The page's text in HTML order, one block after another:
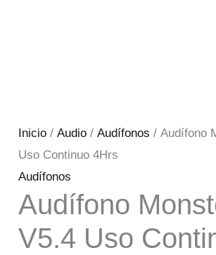
Inicio /Audio /Audífonos / Audífono
Uso Continuo 4Hrs
Audífonos
Audífono
V5.4 Uso